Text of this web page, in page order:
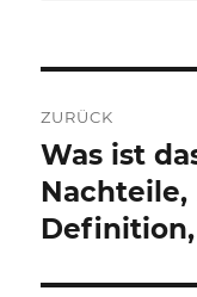
ZURÜCK
Vorheriger
Beitrag:
Was ist